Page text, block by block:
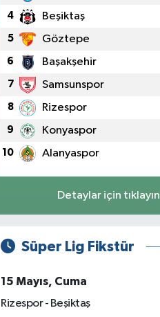
4 Beşiktaş
5 Göztepe
6 Başakşehir
7 Samsunspor
8 Rizespor
9 Konyaspor
10 Alanyaspor
Detaylar için tıklayın
Süper Lig Fikstür
15 Mayıs, Cuma
Rizespor - Beşiktaş